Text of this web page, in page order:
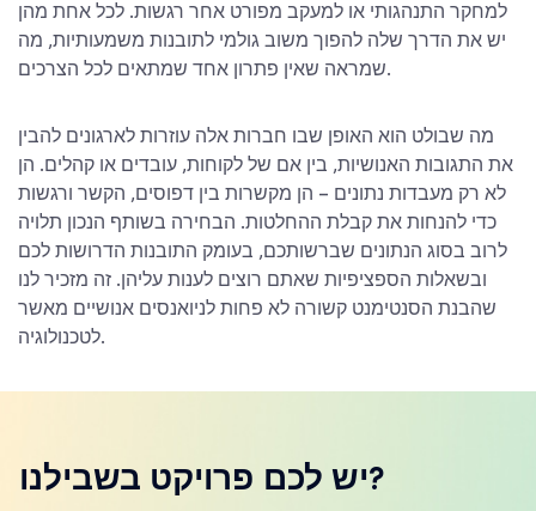
למחקר התנהגותי או למעקב מפורט אחר רגשות. לכל אחת מהן
יש את הדרך שלה להפוך משוב גולמי לתובנות משמעותיות, מה
שמראה שאין פתרון אחד שמתאים לכל הצרכים.
מה שבולט הוא האופן שבו חברות אלה עוזרות לארגונים להבין
את התגובות האנושיות, בין אם של לקוחות, עובדים או קהלים. הן
לא רק מעבדות נתונים – הן מקשרות בין דפוסים, הקשר ורגשות
כדי להנחות את קבלת ההחלטות. הבחירה בשותף הנכון תלויה
לרוב בסוג הנתונים שברשותכם, בעומק התובנות הדרושות לכם
ובשאלות הספציפיות שאתם רוצים לענות עליהן. זה מזכיר לנו
שהבנת הסנטימנט קשורה לא פחות לניואנסים אנושיים מאשר
לטכנולוגיה.
יש לכם פרויקט בשבילנו?